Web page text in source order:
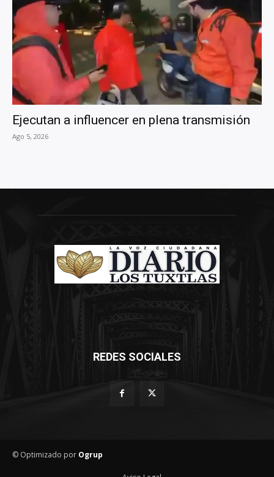
Ejecutan a influencer en plena transmisión
Ago 5, 2026
REDES SOCIALES
© Optimizado por Ogrup